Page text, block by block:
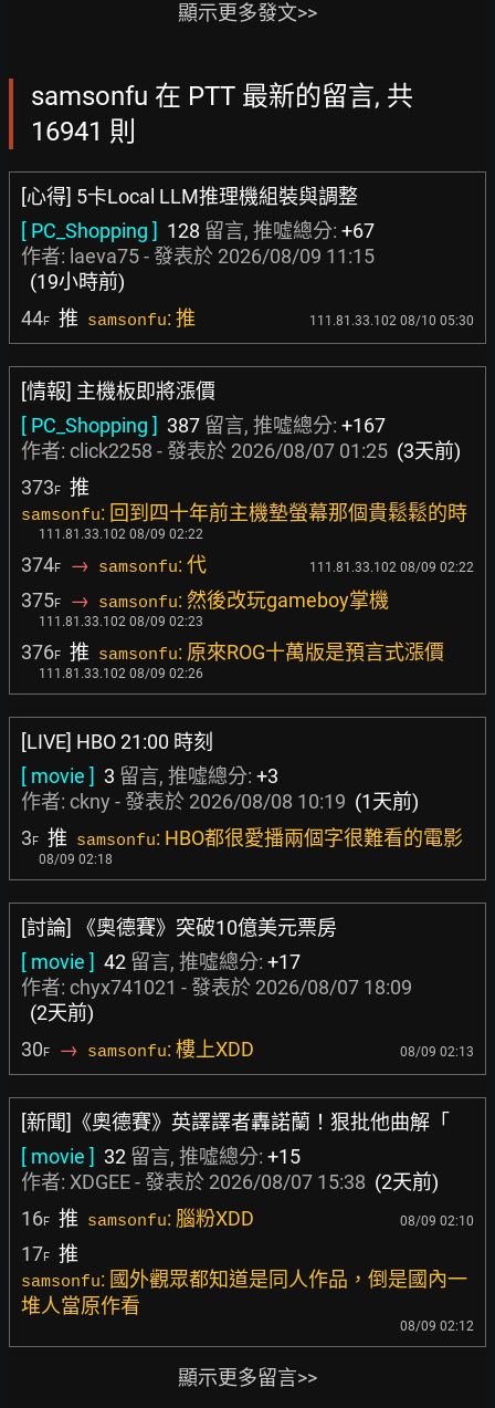
顯示更多發文>>
samsonfu 在 PTT 最新的留言, 共
16941 則
[心得] 5卡Local LLM推理機組裝與調整
[ PC_Shopping ] 128 留言, 推噓總分: +67
作者: laeva75- 發表於 2026/08/09 11:15
(19小時前)
44F 推 samsonfu: 推 111.81.33.102 08/10 05:30
[情報] 主機板即將漲價
[ PC_Shopping ] 387 留言, 推噓總分: +167
作者: click2258 - 發表於 2026/08/07 01:25 (3天前)
373F 推
samsonfu: 回到四十年前主機墊螢幕那個貴鬆鬆的時
111.81.33.102 08/09 02:22
374F → samsonfu: 代 111.81.33.102 08/09 02:22
375F → samsonfu: 然後改玩gameboy掌機
111.81.33.102 08/09 02:23
376F 推 samsonfu: 原來ROG十萬版是預言式漲價
111.81.33.102 08/09 02:26
[LIVE] HBO 21:00 時刻
[ movie ] 3 留言, 推噓總分: +3
作者: ckny - 發表於 2026/08/08 10:19 (1天前)
3F 推 samsonfu: HBO都很愛播兩個字很難看的電影
08/09 02:18
[討論] 《奧德賽》突破10億美元票房
[ movie ] 42 留言, 推噓總分: +17
作者: chyx741021 - 發表於 2026/08/07 18:09
(2天前)
30F → samsonfu: 樓上XDD 08/09 02:13
[新聞]《奧德賽》英譯譯者轟諾蘭！狠批他曲解「
[ movie ] 32 留言, 推噓總分: +15
作者: XDGEE- 發表於 2026/08/07 15:38 (2天前)
16F 推 samsonfu: 腦粉XDD 08/09 02:10
17F 推
samsonfu: 國外觀眾都知道是同人作品，倒是國內一
堆人當原作看
08/09 02:12
顯示更多留言>>